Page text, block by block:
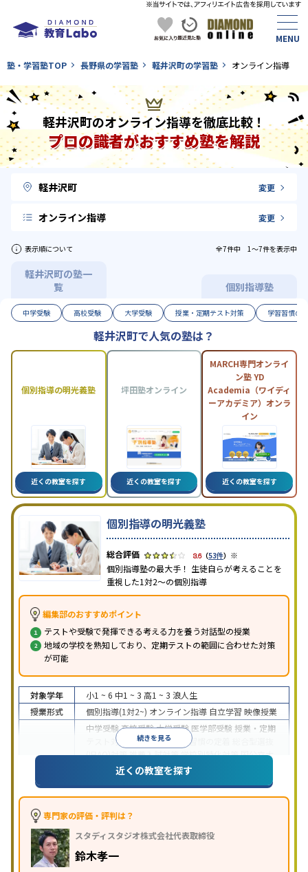
塾・学習塾TOP 長野県の学習塾 軽井沢町の学習塾 オンライン指導
軽井沢町のオンライン指導を徹底比較！
プロの識者がおすすめ塾を解説
軽井沢町 変更
オンライン指導 変更
表示順について 全7件中 1〜7件を表示中
軽井沢町の塾一
覧
個別指導塾
中学受験 高校受験 大学受験 授業・定期テスト対策 学習習慣の
軽井沢町で人気の塾は？
個別指導の明光義塾
近くの教室を探す
坪田塾オンライン
近くの教室を探す
MARCH専門オンライ
ン塾 YD
Academia（ワイディ
ーアカデミア）オンラ
イン
近くの教室を探す
個別指導の明光義塾
3.6（53件） ※
個別指導塾の最大手！ 生徒自らが考えることを
重視した1対2〜の個別指導
編集部のおすすめポイント
テストや受験で発揮できる考える力を養う対話型の授業
地域の学校を熟知しており、定期テストの範囲に合わせた対策
が可能
続きを見る
対象学年 小1 ~ 6 中1 ~ 3 高1 ~ 3 浪人生
授業形式
個別指導(1対2~) オンライン指導 自立学習 映像授業
中学受験高校受験大学受験 医学部受験 授業・定期
テスト対策
内申点対策 学習習慣の定着
(旧AO)対策推薦入試対策学校別特化対策国公立大
私大対策共通テスト対策
英語・英会話特化
対策その他科目別特化対策
特徴
中高一貫校生に対応
の振替可能
を利用オンライン対応1科目から受講可能
習のみの受講可
り
近くの教室を探す
専門家の評価・評判は？
スタディスタジオ株式会社代表取締役
鈴木孝一